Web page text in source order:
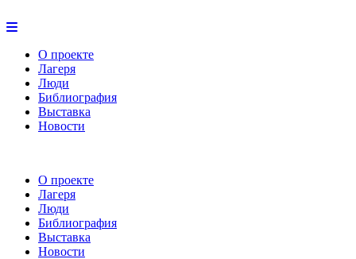
О проекте
Лагеря
Люди
Библиография
Выставка
Новости
О проекте
Лагеря
Люди
Библиография
Выставка
Новости